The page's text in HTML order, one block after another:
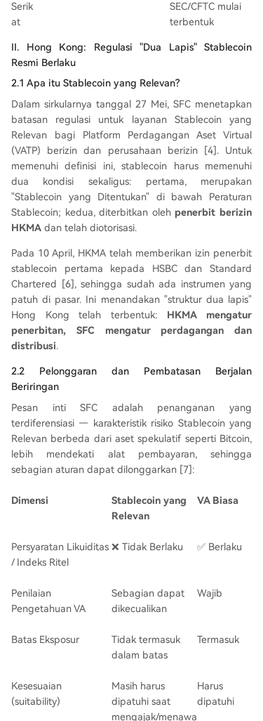
Serik
at
SEC/CFTC mulai
terbentuk
II. Hong Kong: Regulasi "Dua Lapis" Stablecoin
Resmi Berlaku
2.1 Apa itu Stablecoin yang Relevan?
Dalam sirkularnya tanggal 27 Mei, SFC menetapkan
batasan regulasi untuk layanan Stablecoin yang
Relevan bagi Platform Perdagangan Aset Virtual
(VATP) berizin dan perusahaan berizin [4]. Untuk
memenuhi definisi ini, stablecoin harus memenuhi
dua kondisi sekaligus: pertama, merupakan
"Stablecoin yang Ditentukan" di bawah Peraturan
Stablecoin; kedua, diterbitkan oleh penerbit berizin
HKMA dan telah diotorisasi.
Pada 10 April, HKMA telah memberikan izin penerbit
stablecoin pertama kepada HSBC dan Standard
Chartered [6], sehingga sudah ada instrumen yang
patuh di pasar. Ini menandakan "struktur dua lapis"
Hong Kong telah terbentuk: HKMA mengatur
penerbitan, SFC mengatur perdagangan dan
distribusi.
2.2 Pelonggaran dan Pembatasan Berjalan
Beriringan
Pesan inti SFC adalah penanganan yang
terdiferensiasi — karakteristik risiko Stablecoin yang
Relevan berbeda dari aset spekulatif seperti Bitcoin,
lebih mendekati alat pembayaran, sehingga
sebagian aturan dapat dilonggarkan [7]:
Dimensi
Stablecoin yang
Relevan
VABiasa
Persyaratan Likuiditas
/ Indeks Ritel
❌ Tidak Berlaku ✅ Berlaku
Penilaian
Pengetahuan VA
Sebagian dapat
dikecualikan
Wajib
Batas Eksposur
Tidak termasuk
dalam batas
Termasuk
Kesesuaian
(suitability)
Masih harus
dipatuhi saat
mengajak/menawa
Harus
dipatuhi